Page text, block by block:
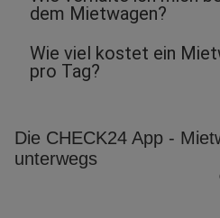
dem Mietwagen?
Wie viel kostet ein
pro Tag?
Die CHECK24 App -
unterwegs